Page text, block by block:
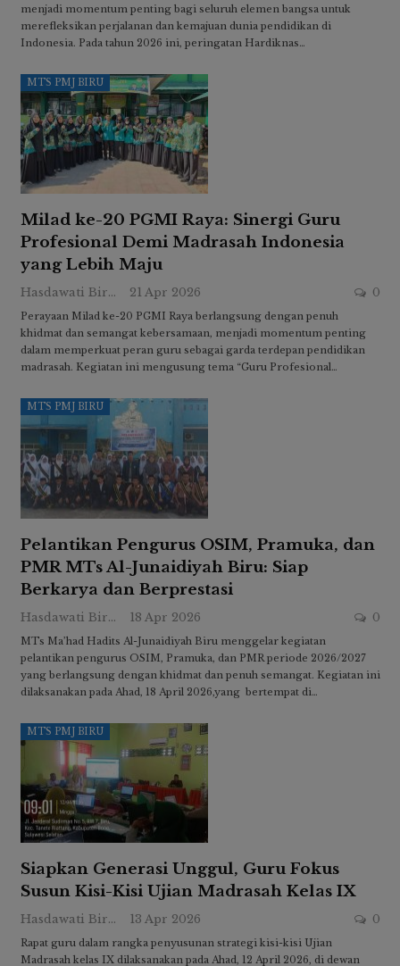
menjadi momentum penting bagi seluruh elemen bangsa untuk
merefleksikan perjalanan dan kemajuan dunia pendidikan di
Indonesia. Pada tahun 2026 ini, peringatan Hardiknas…
MTS PMJ BIRU
Milad ke-20 PGMI Raya: Sinergi Guru
Profesional Demi Madrasah Indonesia
yang Lebih Maju
Hasdawati Biru 21 Apr 2026 0
Perayaan Milad ke-20 PGMI Raya berlangsung dengan penuh
khidmat dan semangat kebersamaan, menjadi momentum penting
dalam memperkuat peran guru sebagai garda terdepan pendidikan
madrasah. Kegiatan ini mengusung tema “Guru Profesional…
MTS PMJ BIRU
Pelantikan Pengurus OSIM, Pramuka, dan
PMR MTs Al-Junaidiyah Biru: Siap
Berkarya dan Berprestasi
Hasdawati Biru 18 Apr 2026 0
MTs Ma’had Hadits Al-Junaidiyah Biru menggelar kegiatan
pelantikan pengurus OSIM, Pramuka, dan PMR periode 2026/2027
yang berlangsung dengan khidmat dan penuh semangat. Kegiatan ini
dilaksanakan pada Ahad, 18 April 2026,yang bertempat di…
MTS PMJ BIRU
Siapkan Generasi Unggul, Guru Fokus
Susun Kisi-Kisi Ujian Madrasah Kelas IX
Hasdawati Biru 13 Apr 2026 0
Rapat guru dalam rangka penyusunan strategi kisi-kisi Ujian
Madrasah kelas IX dilaksanakan pada Ahad, 12 April 2026, di dewan